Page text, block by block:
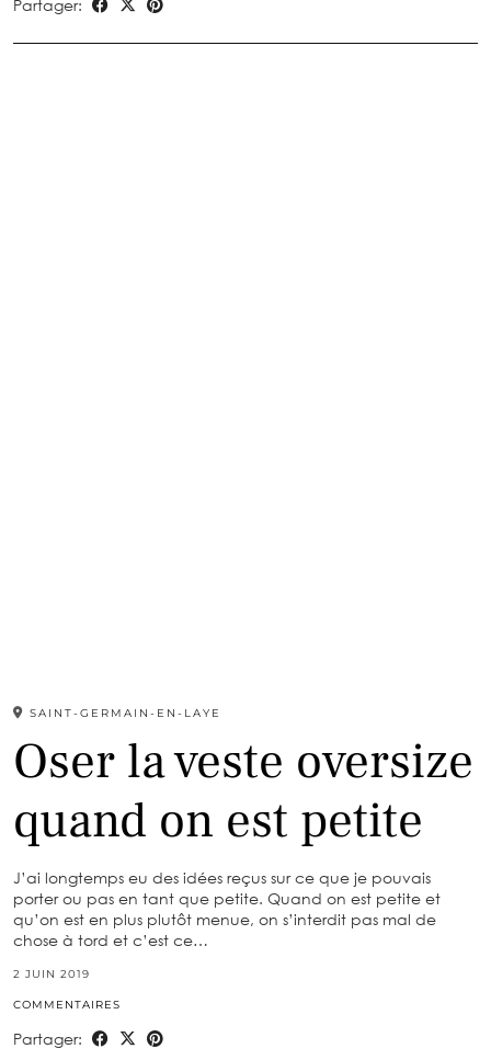
Partager:
SAINT-GERMAIN-EN-LAYE
Oser la veste oversize
quand on est petite
J’ai longtemps eu des idées reçus sur ce que je pouvais
porter ou pas en tant que petite. Quand on est petite et
qu’on est en plus plutôt menue, on s’interdit pas mal de
chose à tord et c’est ce…
2 JUIN 2019
COMMENTAIRES
Partager: